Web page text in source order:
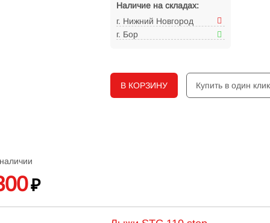
₽
Наличие на складах:
г. Нижний Новгород
г. Бор
В КОРЗИНУ Купить в один клик